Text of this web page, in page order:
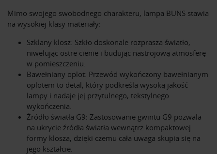
Mimo swojego swobodnego charakteru, lampa BUNS stawia
na wysokiej klasy materiały:
Szklany klosz: Szkło doskonale rozprasza światło,
niwelując ostre cienie i budując nastrojową atmosferę
w pomieszczeniu.
Bawełniany oplot: Przewód wykończony bawełnianym
oplotem to detal, który podkreśla wysoką jakość
lampy i nadaje jej przytulnego, tekstylnego
wykończenia.
Źródło światła G9: Zastosowanie gwintu G9 pozwala
na ukrycie źródła światła wewnątrz kompaktowej
formy klosza, dzięki czemu cała uwaga skupia się na
jego kształcie.